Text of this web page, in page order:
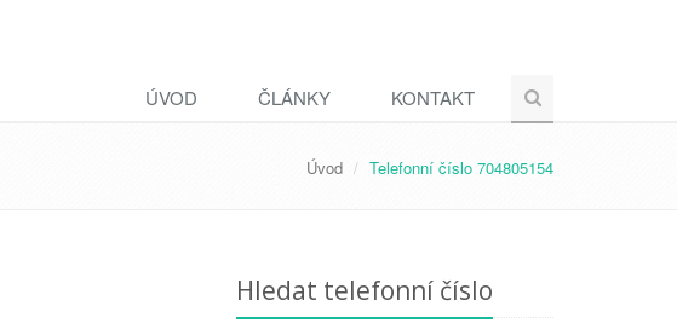
ÚVOD ČLÁNKY KONTAKT
Úvod Telefonní číslo 704805154
Hledat telefonní číslo